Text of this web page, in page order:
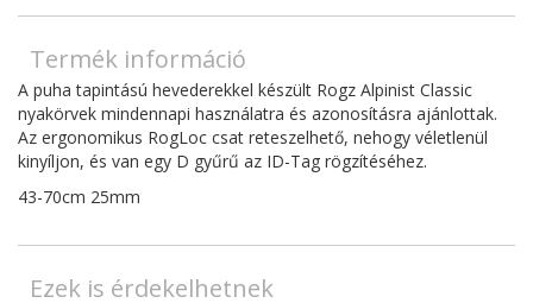
Termék információ
A puha tapintású hevederekkel készült Rogz Alpinist Classic
nyakörvek mindennapi használatra és azonosításra ajánlottak.
Az ergonomikus RogLoc csat reteszelhető, nehogy véletlenül
kinyíljon, és van egy D gyűrű az ID-Tag rögzítéséhez.
43-70cm 25mm
Ezek is érdekelhetnek